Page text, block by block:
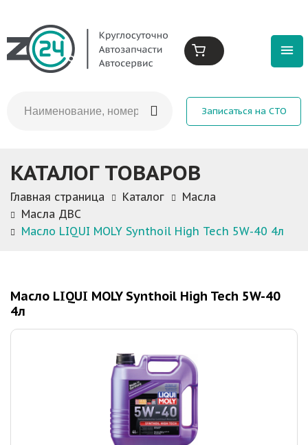
Записаться на СТО
КАТАЛОГ ТОВАРОВ
Главная страница Каталог
Масла
Масла ДВС
Масло LIQUI MOLY Synthoil High Tech 5W-40 4л
Масло LIQUI MOLY Synthoil High Tech 5W-40
4л